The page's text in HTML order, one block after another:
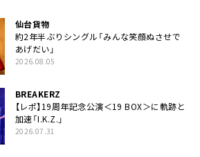
仙台貨物
約2年半ぶりシングル「みんな笑顔ぬさせで
あげだい」
2026.08.05
BREAKERZ
【レポ】19周年記念公演＜19 BOX＞に軌跡と
加速「I.K.Z.」
2026.07.31